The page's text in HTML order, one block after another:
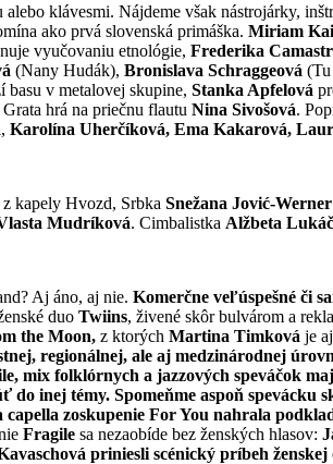
alebo klávesmi. Nájdeme však nástrojárky,
ako prvá slovenská primáška. Miriam
vyučovaniu etnológie, Frederika
(Nany Hudák), Bronislava Schraggeová
basu v metalovej skupine, Stanka Apfelová
hrá na priečnu flautu Nina Sivošová.
, Karolína Uherčíková, Ema Kakarová,
z kapely Hvozd, Srbka Snežana Jović-Werner
Mudríková. Cimbalistka Alžbeta
Aj áno, aj nie. Komerčne veľúspešné či
duo Twiins, živené skôr bulvárom a
the Moon, z ktorých Martina Timková je
regionálnej, ale aj medzinárodnej
mix folklórnych a jazzových speváčok
do inej témy. Spomeňme aspoň spevácku
capella zoskupenie For You nahrala
Fragile sa nezaobíde bez ženských hlasov:
priniesli scénický príbeh